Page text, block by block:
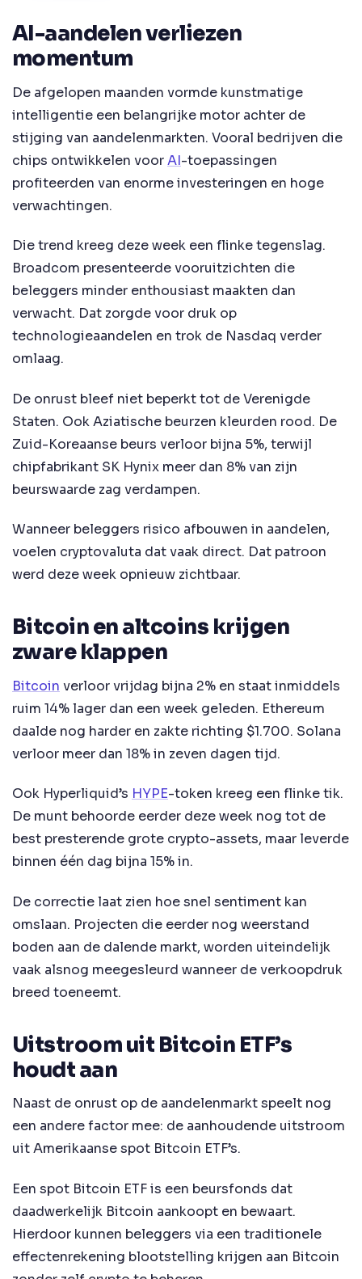
AI-aandelen verliezen
momentum
De afgelopen maanden vormde kunstmatige
intelligentie een belangrijke motor achter de
stijging van aandelenmarkten. Vooral bedrijven die
chips ontwikkelen voorAI-toepassingen
profiteerden van enorme investeringen en hoge
verwachtingen.
Die trend kreeg deze week een flinke tegenslag.
Broadcom presenteerde vooruitzichten die
beleggers minder enthousiast maakten dan
verwacht. Dat zorgde voor druk op
technologieaandelen en trok de Nasdaq verder
omlaag.
De onrust bleef niet beperkt tot de Verenigde
Staten. Ook Aziatische beurzen kleurden rood. De
Zuid-Koreaanse beurs verloor bijna 5%, terwijl
chipfabrikant SK Hynix meer dan 8% van zijn
beurswaarde zag verdampen.
Wanneer beleggers risico afbouwen in aandelen,
voelen cryptovaluta dat vaak direct. Dat patroon
werd deze week opnieuw zichtbaar.
Bitcoin en altcoins krijgen
zware klappen
Bitcoin verloor vrijdag bijna 2% en staat inmiddels
ruim 14% lager dan een week geleden. Ethereum
daalde nog harder en zakte richting $1.700. Solana
verloor meer dan 18% in zeven dagen tijd.
Ook Hyperliquid’s HYPE-token kreeg een flinke tik.
De munt behoorde eerder deze week nog tot de
best presterende grote crypto-assets, maar leverde
binnen één dag bijna 15% in.
De correctie laat zien hoe snel sentiment kan
omslaan. Projecten die eerder nog weerstand
boden aan de dalende markt, worden uiteindelijk
vaak alsnog meegesleurd wanneer de verkoopdruk
breed toeneemt.
Uitstroom uit Bitcoin ETF’s
houdt aan
Naast de onrust op de aandelenmarkt speelt nog
een andere factor mee: de aanhoudende uitstroom
uit Amerikaanse spot Bitcoin ETF’s.
Een spot Bitcoin ETF is een beursfonds dat
daadwerkelijk Bitcoin aankoopt en bewaart.
Hierdoor kunnen beleggers via een traditionele
effectenrekening blootstelling krijgen aan Bitcoin